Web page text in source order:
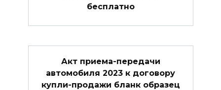
бесплатно
Акт приема-передачи
автомобиля 2023 к договору
купли-продажи бланк образец